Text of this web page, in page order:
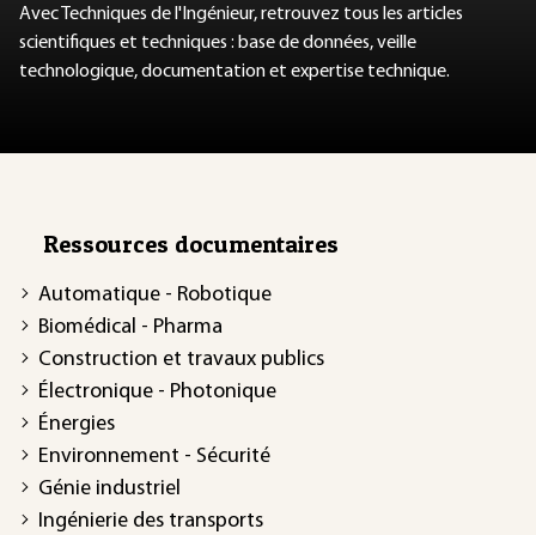
Avec Techniques de l'Ingénieur, retrouvez tous les articles
scientifiques et techniques : base de données, veille
technologique, documentation et expertise technique.
Ressources documentaires
Automatique - Robotique
Biomédical - Pharma
Construction et travaux publics
Électronique - Photonique
Énergies
Environnement - Sécurité
Génie industriel
Ingénierie des transports